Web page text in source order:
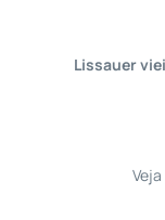
Lissauer